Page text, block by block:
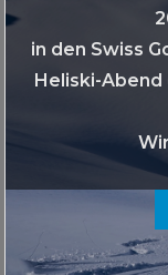
in den Swiss
Heliski-